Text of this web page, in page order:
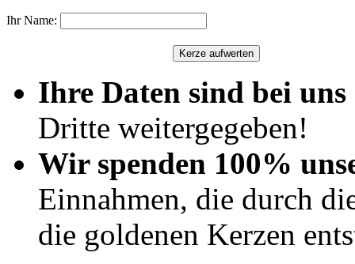
Ihr Name:
Ihre Daten sind bei uns
Dritte weitergegeben!
Wir spenden 100%
Einnahmen, die durch
die goldenen Kerzen